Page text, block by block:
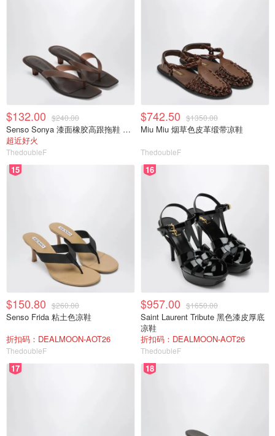
$132.00 $240.00
Senso Sonya 漆面橡胶高跟拖鞋 栗色
超近好火
ThedoubleF
$742.50 $1350.00
Miu Miu 烟草色皮革缎带凉鞋
ThedoubleF
15
$150.80 $260.00
Senso Frida 粘土色凉鞋
折扣码：DEALMOON-AOT26
ThedoubleF
16
$957.00 $1650.00
Saint Laurent Tribute 黑色漆皮厚底
凉鞋
折扣码：DEALMOON-AOT26
ThedoubleF
17 18